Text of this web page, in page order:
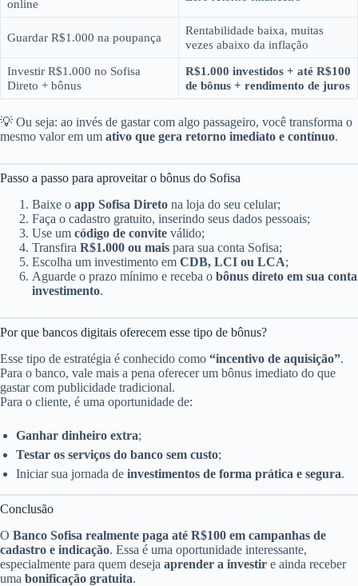
online
Guardar R$1.000 na poupança
Rentabilidade baixa, muitas
vezes abaixo da inflação
Investir R$1.000 no Sofisa
Direto + bônus
R$1.000 investidos + até R$100
de bônus + rendimento de juros
💡 Ou seja: ao invés de gastar com algo passageiro, você transforma o
mesmo valor em um ativo que gera retorno imediato e contínuo.
Passo a passo para aproveitar o bônus do Sofisa
Baixe o app Sofisa Direto na loja do seu celular;
Faça o cadastro gratuito, inserindo seus dados pessoais;
Use um código de convite válido;
Transfira R$1.000 ou mais para sua conta Sofisa;
Escolha um investimento em CDB, LCI ou LCA;
Aguarde o prazo mínimo e receba o bônus direto em sua conta
investimento.
Por que bancos digitais oferecem esse tipo de bônus?
Esse tipo de estratégia é conhecido como “incentivo de aquisição”.
Para o banco, vale mais a pena oferecer um bônus imediato do que
gastar com publicidade tradicional.
Para o cliente, é uma oportunidade de:
Ganhar dinheiro extra;
Testar os serviços do banco sem custo;
Iniciar sua jornada de investimentos de forma prática e segura.
Conclusão
O Banco Sofisa realmente paga até R$100 em campanhas de
cadastro e indicação. Essa é uma oportunidade interessante,
especialmente para quem deseja aprender a investir e ainda receber
uma bonificação gratuita.